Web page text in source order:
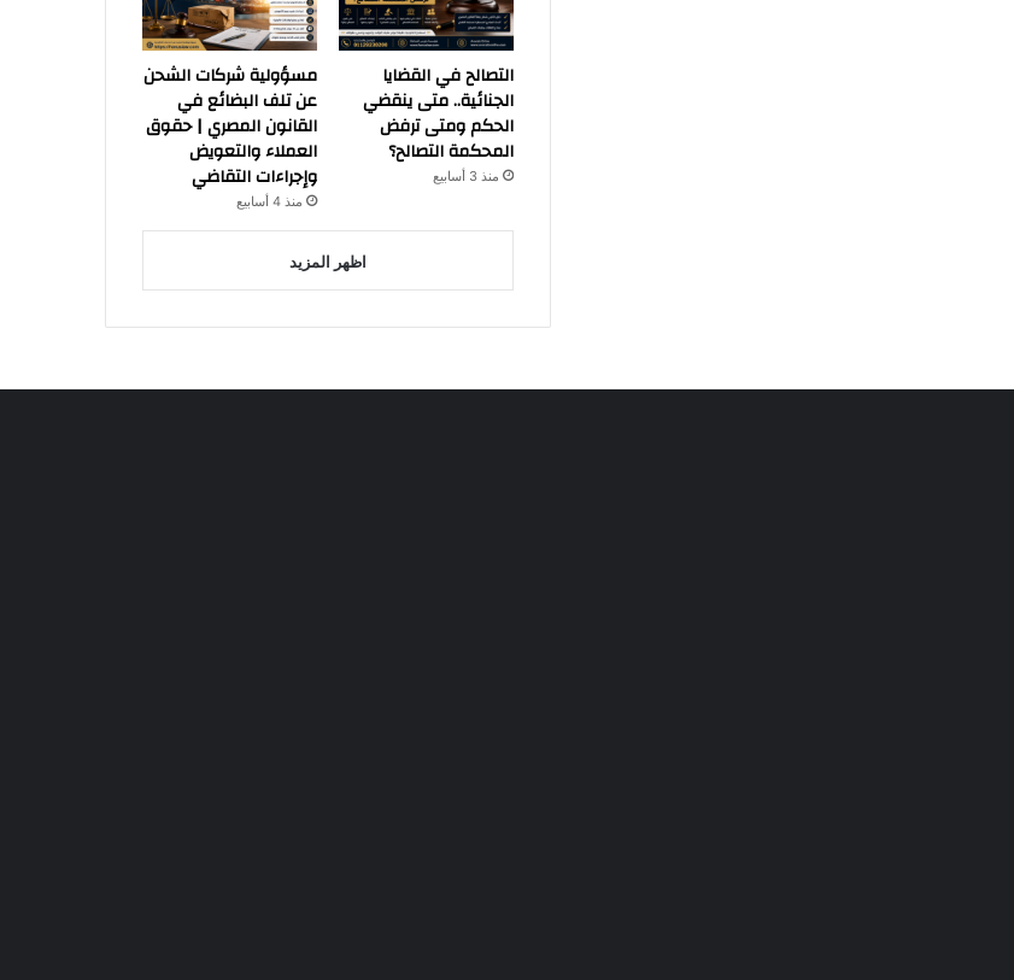
التصالح في القضايا
الجنائية.. متى ينقضي
الحكم ومتى ترفض
المحكمة التصالح؟
منذ 3 أسابيع
مسؤولية شركات الشحن
عن تلف البضائع في
القانون المصري | حقوق
العملاء والتعويض
وإجراءات التقاضي
منذ 4 أسابيع
اظهر المزيد